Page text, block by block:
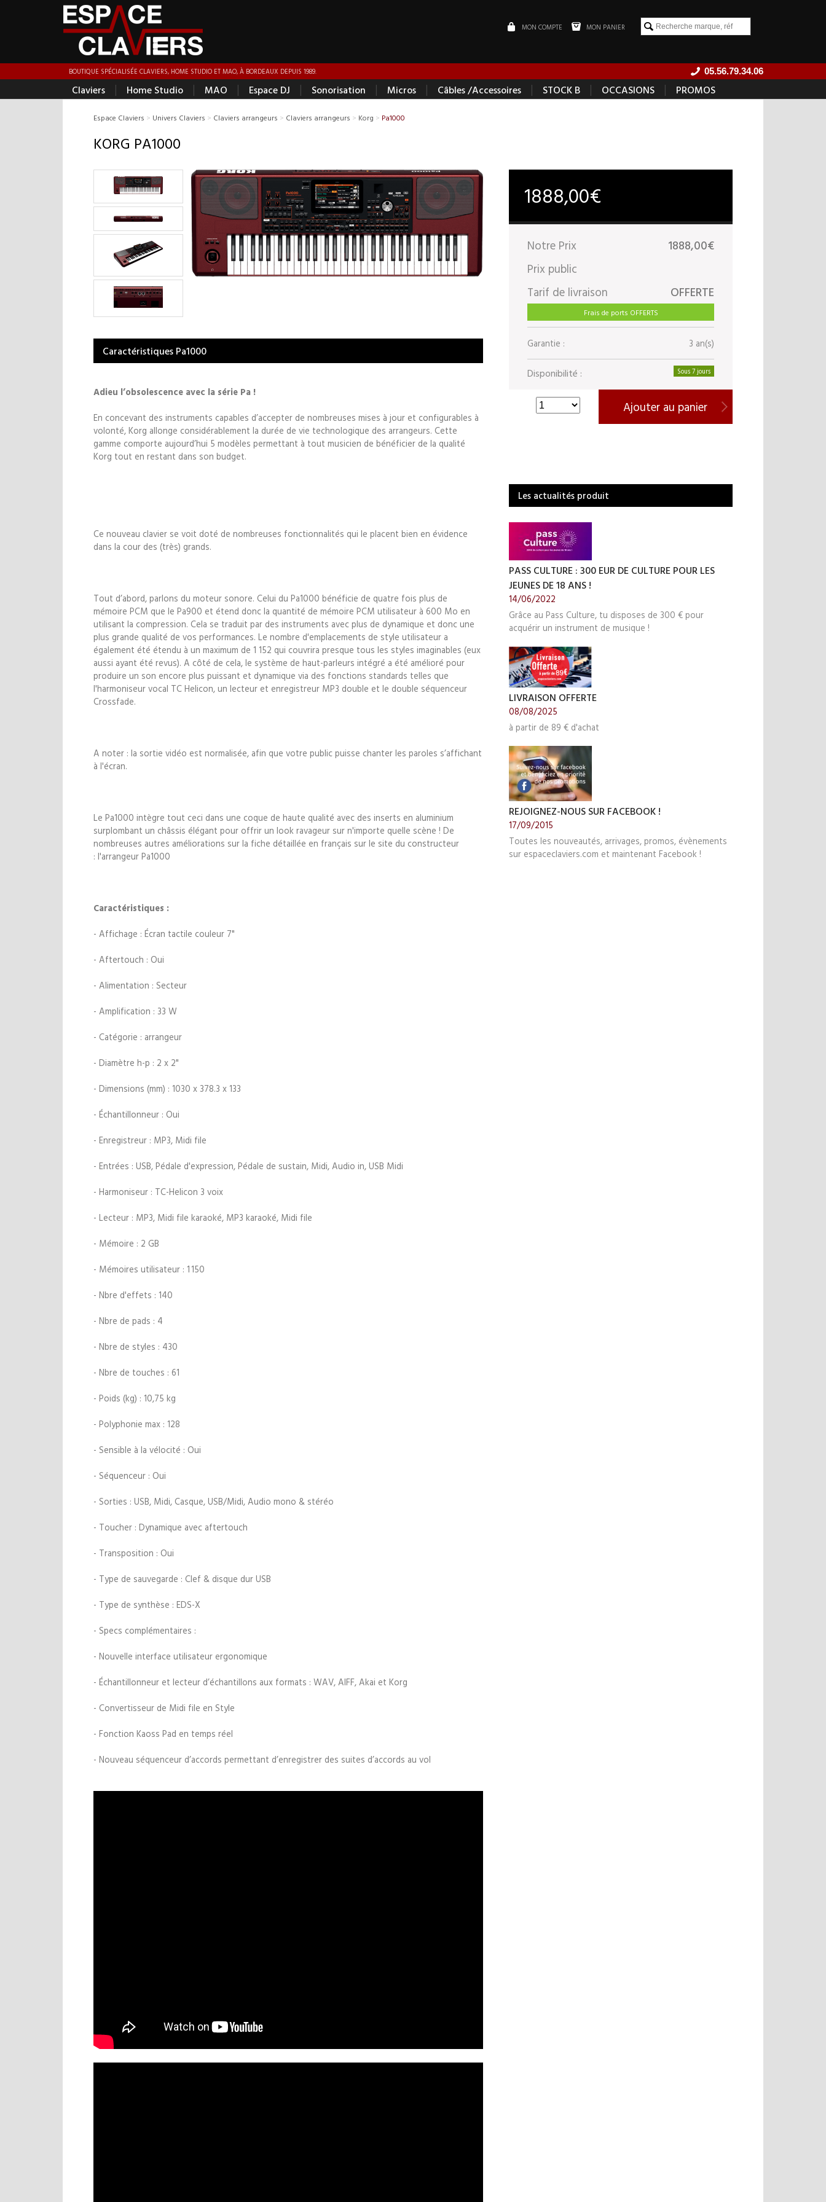
MON PANIER
MON COMPTE
05.56.79.34.06
BOUTIQUE SPÉCIALISÉE CLAVIERS, HOME STUDIO ET MAO, À BORDEAUX DEPUIS 1989.
Claviers | Home Studio | MAO | Espace DJ | Sonorisation | Micros | Câbles /Accessoires | STOCK B | OCCASIONS | PROMOS
Espace Claviers > Univers Claviers > Claviers arrangeurs > Claviers arrangeurs > Korg > Pa1000
KORG PA1000
1888,00€
Notre Prix
1888,00€
Prix public
Tarif de livraison
OFFERTE
Frais de ports OFFERTS
Garantie : 3 an(s)
Disponibilité : Sous 7 jours
Ajouter au panier
Les actualités produit
PASS CULTURE : 300 EUR DE CULTURE POUR LES
JEUNES DE 18 ANS !
14/06/2022
Grâce au Pass Culture, tu disposes de 300 € pour
acquérir un instrument de musique !
LIVRAISON OFFERTE
08/08/2025
à partir de 89 € d'achat
REJOIGNEZ-NOUS SUR FACEBOOK !
17/09/2015
Toutes les nouveautés, arrivages, promos, évènements
sur espaceclaviers.com et maintenant Facebook !
Caractéristiques Pa1000
Adieu l’obsolescence avec la série Pa !
En concevant des instruments capables d’accepter de nombreuses mises à jour et configurables à
volonté, Korg allonge considérablement la durée de vie technologique des arrangeurs. Cette
gamme comporte aujourd’hui 5 modèles permettant à tout musicien de bénéficier de la qualité
Korg tout en restant dans son budget.
Ce nouveau clavier se voit doté de nombreuses fonctionnalités qui le placent bien en évidence
dans la cour des (très) grands.
Tout d’abord, parlons du moteur sonore. Celui du Pa1000 bénéficie de quatre fois plus de
mémoire PCM que le Pa900 et étend donc la quantité de mémoire PCM utilisateur à 600 Mo en
utilisant la compression. Cela se traduit par des instruments avec plus de dynamique et donc une
plus grande qualité de vos performances. Le nombre d'emplacements de style utilisateur a
également été étendu à un maximum de 1 152 qui couvrira presque tous les styles imaginables (eux
aussi ayant été revus). A côté de cela, le système de haut-parleurs intégré a été amélioré pour
produire un son encore plus puissant et dynamique via des fonctions standards telles que
l'harmoniseur vocal TC Helicon, un lecteur et enregistreur MP3 double et le double séquenceur
Crossfade.
A noter : la sortie vidéo est normalisée, afin que votre public puisse chanter les paroles s’affichant
à l'écran.
Le Pa1000 intègre tout ceci dans une coque de haute qualité avec des inserts en aluminium
surplombant un châssis élégant pour offrir un look ravageur sur n'importe quelle scène ! De
nombreuses autres améliorations sur la fiche détaillée en français sur le site du constructeur
: l'arrangeur Pa1000
Caractéristiques :
- Affichage : Écran tactile couleur 7"
- Aftertouch : Oui
- Alimentation : Secteur
- Amplification : 33 W
- Catégorie : arrangeur
- Diamètre h-p : 2 x 2"
- Dimensions (mm) : 1030 x 378.3 x 133
- Échantillonneur : Oui
- Enregistreur : MP3, Midi file
- Entrées : USB, Pédale d'expression, Pédale de sustain, Midi, Audio in, USB Midi
- Harmoniseur : TC-Helicon 3 voix
- Lecteur : MP3, Midi file karaoké, MP3 karaoké, Midi file
- Mémoire : 2 GB
- Mémoires utilisateur : 1 150
- Nbre d'effets : 140
- Nbre de pads : 4
- Nbre de styles : 430
- Nbre de touches : 61
- Poids (kg) : 10,75 kg
- Polyphonie max : 128
- Sensible à la vélocité : Oui
- Séquenceur : Oui
- Sorties : USB, Midi, Casque, USB/Midi, Audio mono & stéréo
- Toucher : Dynamique avec aftertouch
- Transposition : Oui
- Type de sauvegarde : Clef & disque dur USB
- Type de synthèse : EDS-X
- Specs complémentaires :
- Nouvelle interface utilisateur ergonomique
- Échantillonneur et lecteur d’échantillons aux formats : WAV, AIFF, Akai et Korg
- Convertisseur de Midi file en Style
- Fonction Kaoss Pad en temps réel
- Nouveau séquenceur d’accords permettant d’enregistrer des suites d’accords au vol